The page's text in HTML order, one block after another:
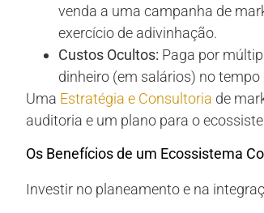
venda a uma campanha de
exercício de adivinhação.
Custos Ocultos: Paga por
dinheiro (em salários) no
Uma Estratégia e Consultoria de
auditoria e um plano para o
Os Benefícios de um Ecossistema
Investir no planeamento e na